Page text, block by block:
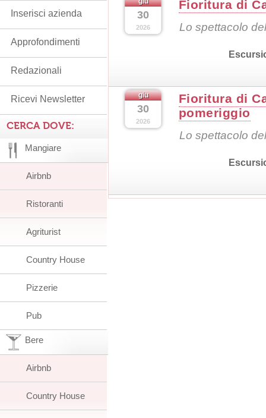
30
2026
Fioritura di
Lo spettacolo
giu
30
2026
Fioritura di
pomeriggio
Lo spettacolo
Inserisci azienda
Approfondimenti
Redazionali
Ricevi Newsletter
CERCA DOVE:
Mangiare
Airbnb
Ristoranti
Agriturist
Country House
Pizzerie
Pub
Bere
Airbnb
Country House